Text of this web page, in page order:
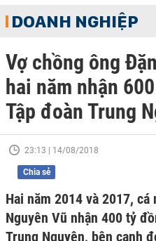
DOANH NGHIỆP
Vợ chồng ông
hai năm nhận
Tập đoàn Trung
23:13 | 14/08/2018
Chia sẻ
Hai năm 2014 và 2017,
Nguyên Vũ nhận 400 tỷ
Trung Nguyên, bên cạnh